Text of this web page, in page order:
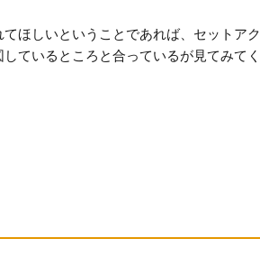
ほしいということであれば、セットアク
ているところと合っているが見てみてく